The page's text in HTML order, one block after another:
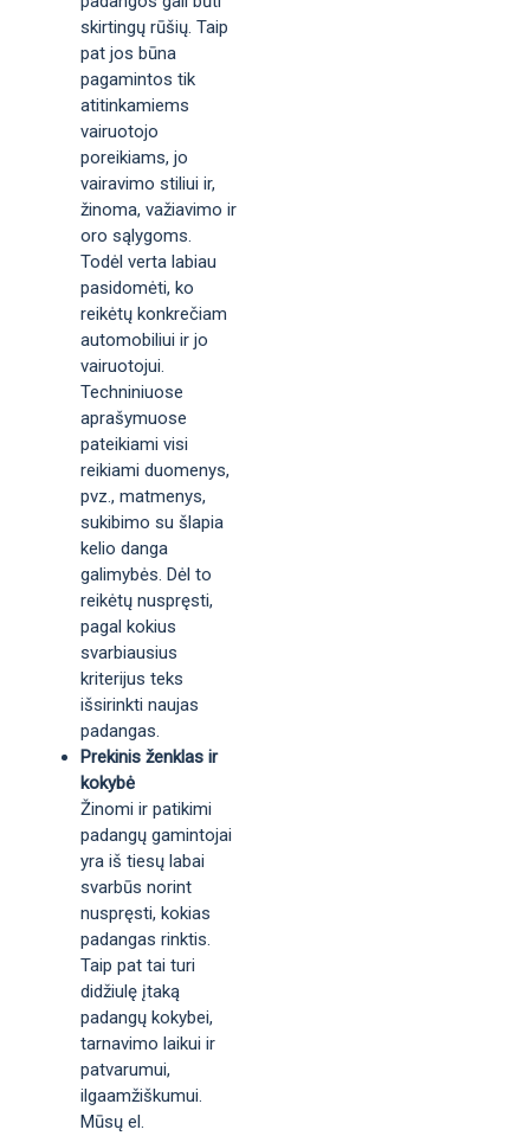
skirtingų rūšių. Taip
pat jos būna
pagamintos tik
atitinkamiems
vairuotojo
poreikiams, jo
vairavimo stiliui ir,
žinoma, važiavimo ir
oro sąlygoms.
Todėl verta labiau
pasidomėti, ko
reikėtų konkrečiam
automobiliui ir jo
vairuotojui.
Techniniuose
aprašymuose
pateikiami visi
reikiami duomenys,
pvz., matmenys,
sukibimo su šlapia
kelio danga
galimybės. Dėl to
reikėtų nuspręsti,
pagal kokius
svarbiausius
kriterijus teks
išsirinkti naujas
padangas.
Prekinis ženklas ir
kokybė
Žinomi ir patikimi
padangų gamintojai
yra iš tiesų labai
svarbūs norint
nuspręsti, kokias
padangas rinktis.
Taip pat tai turi
didžiulę įtaką
padangų kokybei,
tarnavimo laikui ir
patvarumui,
ilgaamžiškumui.
Mūsų el.